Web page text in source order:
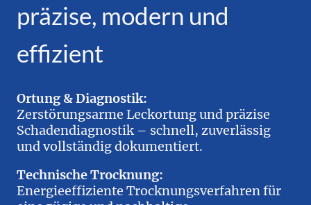
präzise, modern und
effizient
Ortung & Diagnostik:
Zerstörungsarme Leckortung und präzise
Schadendiagnostik – schnell, zuverlässig
und vollständig dokumentiert.
Technische Trocknung:
Energieeffiziente Trocknungsverfahren für